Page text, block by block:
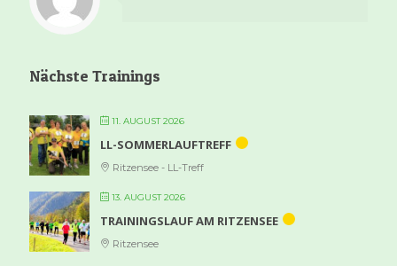
Nächste Trainings
11. AUGUST 2026
LL-SOMMERLAUFTREFF
Ritzensee - LL-Treff
13. AUGUST 2026
TRAININGSLAUF AM RITZENSEE
Ritzensee